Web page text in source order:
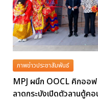
ภาพข่าวประชาสัมพันธ์
MPJ ผนึก OOCL คิกออ
ลาดกระบังเปิดตัวลานตู้คอ